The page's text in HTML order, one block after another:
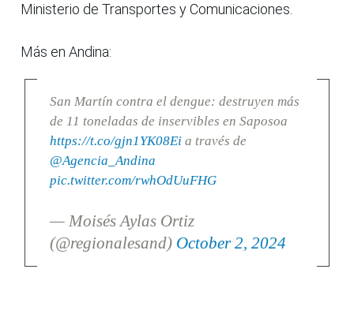
Ministerio de Transportes y Comunicaciones.
Más en Andina:
San Martín contra el dengue: destruyen más
de 11 toneladas de inservibles en Saposoa
https://t.co/gjn1YK08Eia través de
@Agencia_Andina
pic.twitter.com/rwhOdUuFHG
— Moisés Aylas Ortiz
(@regionalesand) October 2, 2024